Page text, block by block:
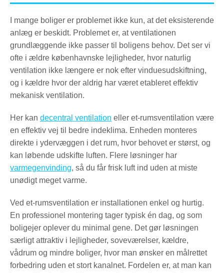
I mange boliger er problemet ikke kun, at det eksisterende
anlæg er beskidt. Problemet er, at ventilationen
grundlæggende ikke passer til boligens behov. Det ser vi
ofte i ældre københavnske lejligheder, hvor naturlig
ventilation ikke længere er nok efter vinduesudskiftning,
og i kældre hvor der aldrig har været etableret effektiv
mekanisk ventilation.
Her kan decentral ventilation eller et-rumsventilation være
en effektiv vej til bedre indeklima. Enheden monteres
direkte i ydervæggen i det rum, hvor behovet er størst, og
kan løbende udskifte luften. Flere løsninger har
varmegenvinding, så du får frisk luft ind uden at miste
unødigt meget varme.
Ved et-rumsventilation er installationen enkel og hurtig.
En professionel montering tager typisk én dag, og som
boligejer oplever du minimal gene. Det gør løsningen
særligt attraktiv i lejligheder, soveværelser, kældre,
vådrum og mindre boliger, hvor man ønsker en målrettet
forbedring uden et stort kanalnet. Fordelen er, at man kan